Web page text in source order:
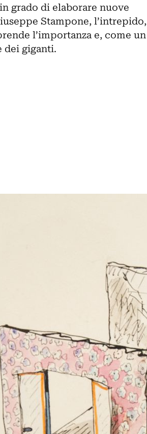
grado di elaborare nuove
Stampone, l’intrepido,
l’importanza e, come un
dei giganti.